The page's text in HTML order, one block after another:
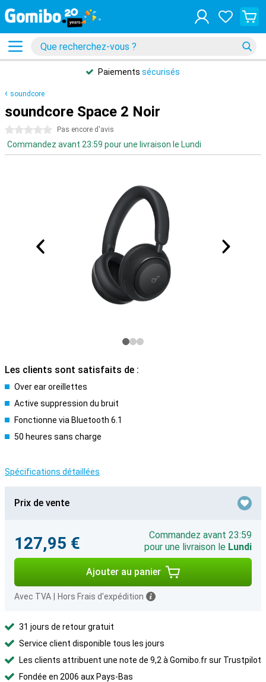
Paiements sécurisés
soundcore
soundcore Space 2 Noir
0 étoiles Pas encore d'avis
Commandez avant 23:59 pour une livraison le Lundi
Les clients sont satisfaits de :
Over ear oreillettes
Active suppression du bruit
Fonctionne via Bluetooth 6.1
50 heures sans charge
Spécifications détaillées
Prix de vente
127,95 €
Commandez avant 23:59
pour une livraison le Lundi
Ajouter au panier
Avec TVA Hors Frais d'expédition
31 jours de retour gratuit
Service client disponible tous les jours
Les clients attribuent une note de 9,2 à Gomibo.fr sur Trustpilot
Fondée en 2006 aux Pays-Bas